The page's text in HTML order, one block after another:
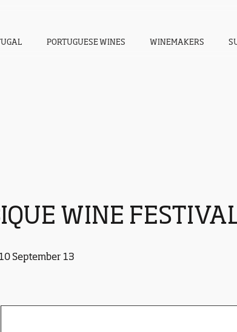
WINE
10 September 13
PORTUGUESE WINES WINEMAKERS